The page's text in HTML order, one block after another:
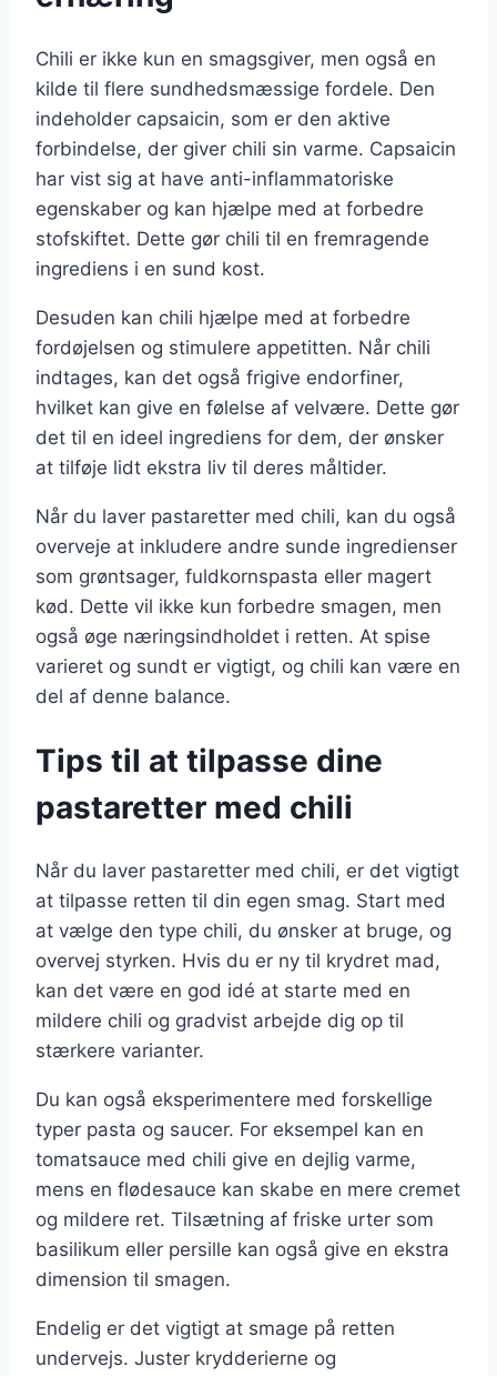
Chili er ikke kun en smagsgiver, men også en
kilde til flere sundhedsmæssige fordele. Den
indeholder capsaicin, som er den aktive
forbindelse, der giver chili sin varme. Capsaicin
har vist sig at have anti-inflammatoriske
egenskaber og kan hjælpe med at forbedre
stofskiftet. Dette gør chili til en fremragende
ingrediens i en sund kost.
Desuden kan chili hjælpe med at forbedre
fordøjelsen og stimulere appetitten. Når chili
indtages, kan det også frigive endorfiner,
hvilket kan give en følelse af velvære. Dette gør
det til en ideel ingrediens for dem, der ønsker
at tilføje lidt ekstra liv til deres måltider.
Når du laver pastaretter med chili, kan du også
overveje at inkludere andre sunde ingredienser
som grøntsager, fuldkornspasta eller magert
kød. Dette vil ikke kun forbedre smagen, men
også øge næringsindholdet i retten. At spise
varieret og sundt er vigtigt, og chili kan være en
del af denne balance.
Tips til at tilpasse dine
pastaretter med chili
Når du laver pastaretter med chili, er det vigtigt
at tilpasse retten til din egen smag. Start med
at vælge den type chili, du ønsker at bruge, og
overvej styrken. Hvis du er ny til krydret mad,
kan det være en god idé at starte med en
mildere chili og gradvist arbejde dig op til
stærkere varianter.
Du kan også eksperimentere med forskellige
typer pasta og saucer. For eksempel kan en
tomatsauce med chili give en dejlig varme,
mens en flødesauce kan skabe en mere cremet
og mildere ret. Tilsætning af friske urter som
basilikum eller persille kan også give en ekstra
dimension til smagen.
Endelig er det vigtigt at smage på retten
undervejs. Juster krydderierne og